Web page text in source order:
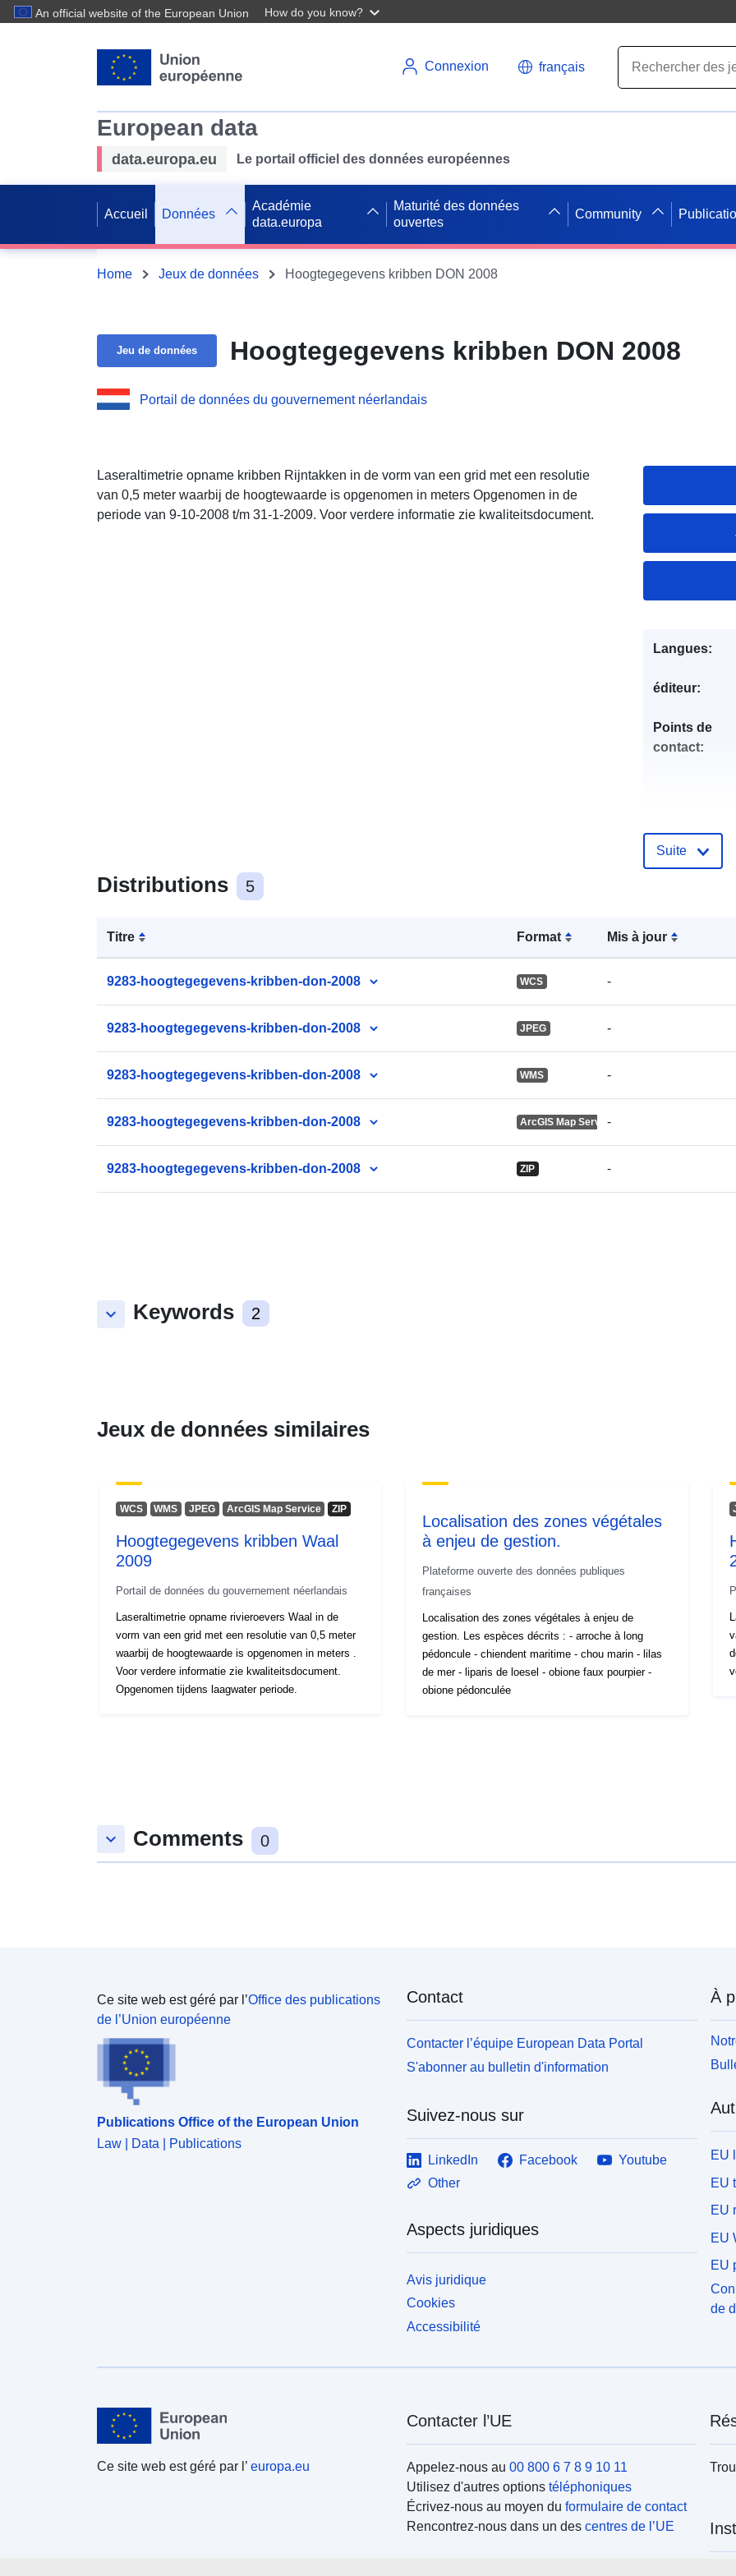
An official website of the European Union How do you know?
Connexion français
European data
data.europa.eu Le portail officiel des données européennes
Accueil Données
Académie
data.europa
Maturité des données
ouvertes
Community
Home Jeux de données Hoogtegegevens kribben DON 2008
Jeu de données Hoogtegegevens kribben DON 2008
Portail de données du gouvernement néerlandais
Laseraltimetrie opname kribben Rijntakken in de vorm van een grid met een resolutie
van 0,5 meter waarbij de hoogtewaarde is opgenomen in meters Opgenomen in de
periode van 9-10-2008 t/m 31-1-2009. Voor verdere informatie zie kwaliteitsdocument.
Distributions 5
Titre Format Mis à jour
9283-hoogtegegevens-kribben-don-2008 WCS -
9283-hoogtegegevens-kribben-don-2008 JPEG -
9283-hoogtegegevens-kribben-don-2008 WMS -
9283-hoogtegegevens-kribben-don-2008 ArcGIS Map Service
-
9283-hoogtegegevens-kribben-don-2008 ZIP -
keyboard_arrow_down Keywords 2
Langues:
éditeur:
Points de
contact:
Compte
catalogue:
uriRef:
Suite
Jeux de données similaires
WCS WMS JPEG ArcGIS Map Service ZIP
Hoogtegegevens kribben Waal
2009
Portail de données du gouvernement néerlandais
Laseraltimetrie opname rivieroevers Waal in de
vorm van een grid met een resolutie van 0,5 meter
waarbij de hoogtewaarde is opgenomen in meters .
Voor verdere informatie zie kwaliteitsdocument.
Opgenomen tijdens laagwater periode.
Localisation des zones végétales
à enjeu de gestion.
Plateforme ouverte des données publiques
françaises
Localisation des zones végétales à enjeu de
gestion. Les espèces décrits : - arroche à long
pédoncule - chiendent maritime - chou marin - lilas
de mer - liparis de loesel - obione faux pourpier -
obione pédonculée
keyboard_arrow_down Comments 0
Ce site web est géré par l’Office des publications
de l’Union européenne
Publications Office of the European Union
Law | Data | Publications
Contact
Contacter l’équipe European Data Portal
S'abonner au bulletin d'information
Suivez-nous sur
LinkedIn Facebook
Youtube
Other
Aspects juridiques
Avis juridique
Cookies
Accessibilité
À
EU
EU
EU
EU
EU
de
Ce site web est géré par l’ europa.eu
Contacter l’UE
Appelez-nous au 00 800 6 7 8 9 10 11
Utilisez d'autres options téléphoniques
Écrivez-nous au moyen du formulaire de contact
Rencontrez-nous dans un des centres de l’UE